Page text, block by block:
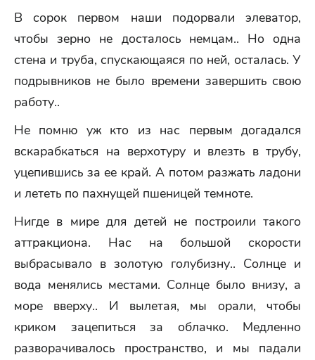
В сорок первом наши подорвали элеватор,
чтобы зерно не досталось немцам.. Но одна
стена и труба, спускающаяся по ней, осталась. У
подрывников не было времени завершить свою
работу..
Не помню уж кто из нас первым догадался
вскарабкаться на верхотуру и влезть в трубу,
уцепившись за ее край. А потом разжать ладони
и лететь по пахнущей пшеницей темноте.
Нигде в мире для детей не построили такого
аттракциона. Нас на большой скорости
выбрасывало в золотую голубизну.. Солнце и
вода менялись местами. Солнце было внизу, а
море вверху.. И вылетая, мы орали, чтобы
криком зацепиться за облачко. Медленно
разворачивалось пространство, и мы падали